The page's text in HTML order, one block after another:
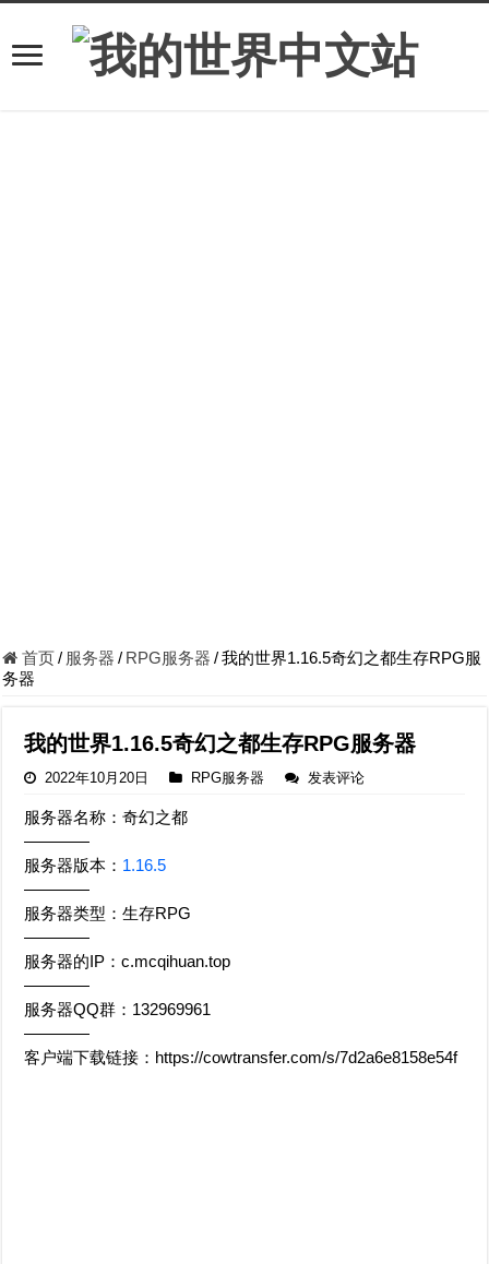
首页/ 服务器 / RPG服务器 /我的世界1.16.5奇幻之都生存RPG服
务器
我的世界1.16.5奇幻之都生存RPG服务器
2022年10月20日 RPG服务器 发表评论
服务器名称：奇幻之都
————
服务器版本： 1.16.5
————
服务器类型：生存RPG
————
服务器的IP：c.mcqihuan.top
————
服务器QQ群：132969961
————
客户端下载链接：https://cowtransfer.com/s/7d2a6e8158e54f